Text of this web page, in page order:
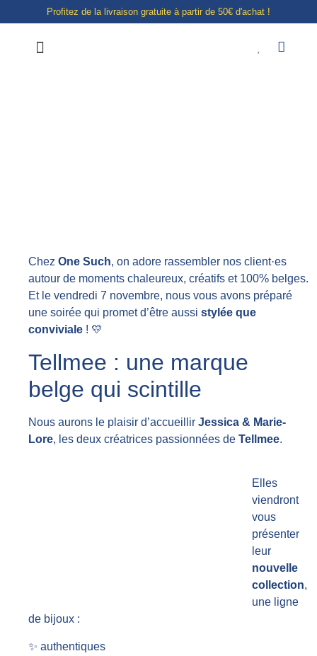
Profitez de la livraison gratuite à partir de 50€ d'achat !
Chez One Such, on adore rassembler nos client·es
autour de moments chaleureux, créatifs et 100% belges.
Et le vendredi 7 novembre, nous vous avons préparé
une soirée qui promet d’être aussi stylée que
conviviale ! 💛
Tellmee : une marque
belge qui scintille
Nous aurons le plaisir d’accueillir Jessica & Marie-
Lore, les deux créatrices passionnées de Tellmee.
Elles
viendront
vous
présenter
leur
nouvelle
collection,
une ligne
de bijoux :
✨ authentiques